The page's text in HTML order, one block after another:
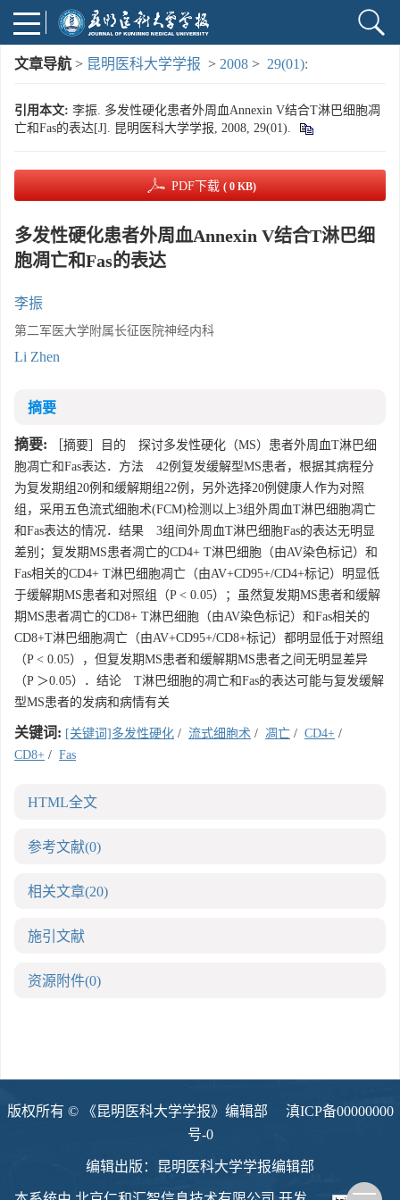
文章导航 > 昆明医科大学学报 > 2008 > 29(01):
引用本文: 李振. 多发性硬化患者外周血Annexin V结合T淋巴细胞凋
亡和Fas的表达[J]. 昆明医科大学学报, 2008, 29(01).
PDF下载 ( 0 KB)
多发性硬化患者外周血Annexin V结合T淋巴细
胞凋亡和Fas的表达
李振
第二军医大学附属长征医院神经内科
Li Zhen
摘要
摘要: ［摘要］目的 探讨多发性硬化（MS）患者外周血T淋巴细
胞凋亡和Fas表达．方法 42例复发缓解型MS患者，根据其病程分
为复发期组20例和缓解期组22例，另外选择20例健康人作为对照
组，采用五色流式细胞术(FCM)检测以上3组外周血T淋巴细胞凋亡
和Fas表达的情况．结果 3组间外周血T淋巴细胞Fas的表达无明显
差别；复发期MS患者凋亡的CD4+ T淋巴细胞（由AV染色标记）和
Fas相关的CD4+ T淋巴细胞凋亡（由AV+CD95+/CD4+标记）明显低
于缓解期MS患者和对照组（P < 0.05）；虽然复发期MS患者和缓解
期MS患者凋亡的CD8+ T淋巴细胞（由AV染色标记）和Fas相关的
CD8+T淋巴细胞凋亡（由AV+CD95+/CD8+标记）都明显低于对照组
（P < 0.05），但复发期MS患者和缓解期MS患者之间无明显差异
（P ＞0.05）．结论 T淋巴细胞的凋亡和Fas的表达可能与复发缓解
型MS患者的发病和病情有关
关键词: [关键词]多发性硬化 / 流式细胞术 / 凋亡 / CD4+ /
CD8+ / Fas
HTML全文
参考文献(0)
相关文章(20)
施引文献
资源附件(0)
版权所有 © 《昆明医科大学学报》编辑部 滇ICP备00000000
号-0
编辑出版：昆明医科大学学报编辑部